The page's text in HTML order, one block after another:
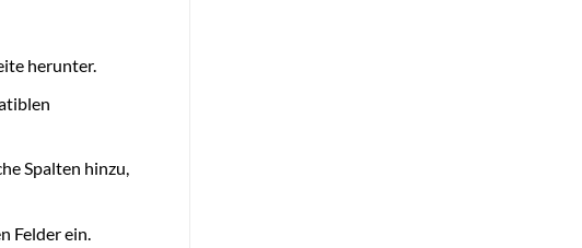
herunter.
Spalten hinzu,
Felder ein.